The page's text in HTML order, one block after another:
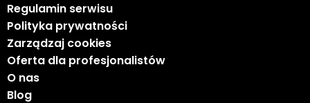
Regulamin serwisu
Polityka prywatności
Zarządzaj cookies
Oferta dla profesjonalistów
O nas
Blog